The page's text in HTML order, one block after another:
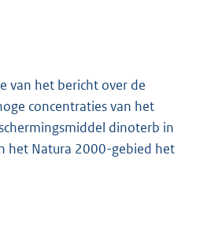
van het bericht over de
concentraties van het
dinoterb in
het Natura 2000-gebied het